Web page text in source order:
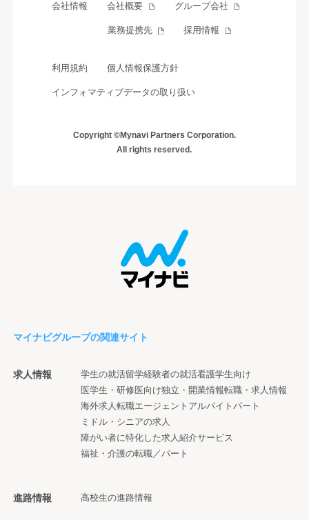
会社情報 会社概要 グループ会社
業務提携先 採用情報
利用規約 個人情報保護方針
インフォマティブデータの取り扱い
Copyright ©Mynavi Partners Corporation.
All rights reserved.
マイナビグループの関連サイト
求人情報 学生の就活留学経験者の就活看護学生向け
医学生・研修医向け独立・開業情報転職・求人情報
海外求人転職エージェント アルバイト パート
ミドル・シニアの求人
障がい者に特化した求人紹介サービス
福祉・介護の転職／パート
進路情報 高校生の進路情報